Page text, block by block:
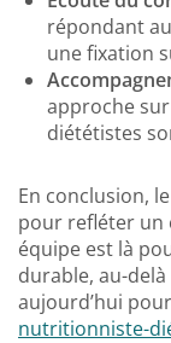
répondant
une fixation
approche
diététistes
En conclusion,
pour refléter un
équipe est là
durable, au-
aujourd’hui pour
nutritionniste-